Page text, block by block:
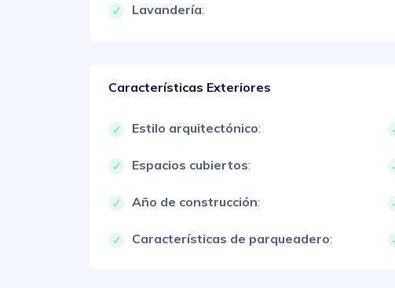
Lavandería:
Características Exteriores
Estilo arquitectónico:
Espacios cubiertos:
Año de construcción:
Características de parqueadero: